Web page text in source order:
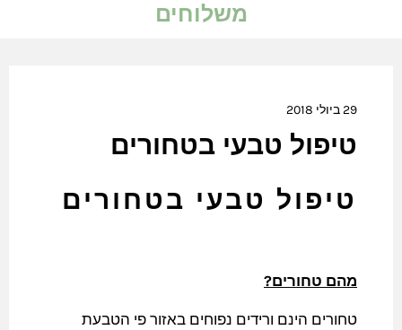
משלוחים
29 ביולי 2018
טיפול טבעי בטחורים
טיפול טבעי בטחורים
מהם טחורים?
טחורים הינם ורידים נפוחים באזור פי הטבעת